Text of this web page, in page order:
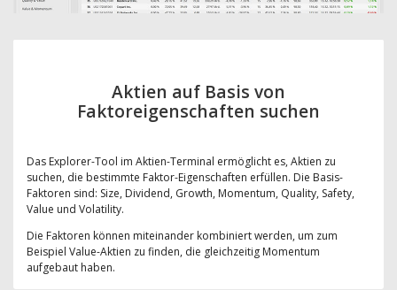
Aktien auf Basis von
Faktoreigenschaften suchen
Das Explorer-Tool im Aktien-Terminal ermöglicht es, Aktien zu
suchen, die bestimmte Faktor-Eigenschaften erfüllen. Die Basis-
Faktoren sind: Size, Dividend, Growth, Momentum, Quality, Safety,
Value und Volatility.
Die Faktoren können miteinander kombiniert werden, um zum
Beispiel Value-Aktien zu finden, die gleichzeitig Momentum
aufgebaut haben.